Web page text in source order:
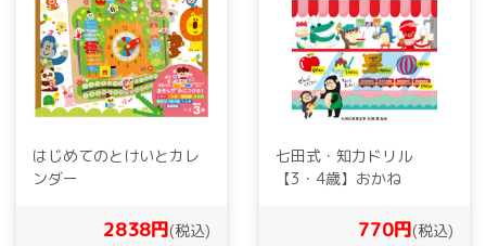
はじめてのとけいとカレ
ンダー
2838円(税込)
七田式・知力ドリル
【3・4歳】おかね
770円(税込)